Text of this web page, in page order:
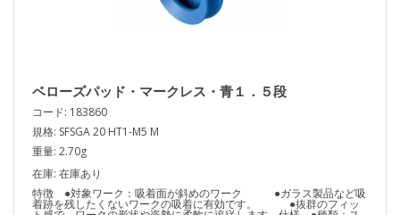
ベローズパッド・マークレス・青１．５段
コード: 183860
規格: SFSGA 20 HT1-M5 M
重量: 2.70g
在庫: 在庫あり
特徴 ●対象ワーク：吸着面が斜めのワーク ●ガラス製品など吸
着跡を残したくないワークの吸着に有効です。 ●抜群のフィッ